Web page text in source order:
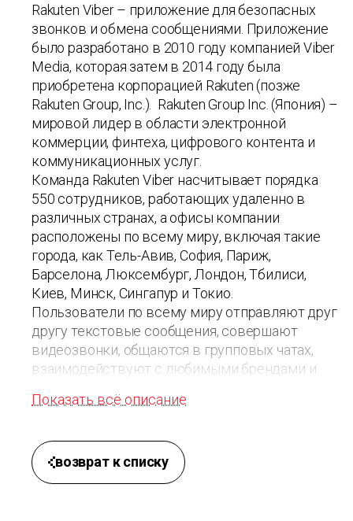
Rakuten Viber – приложение для безопасных
звонков и обмена сообщениями. Приложение
было разработано в 2010 году компанией Viber
Media, которая затем в 2014 году была
приобретена корпорацией Rakuten (позже
Rakuten Group, Inc.). Rakuten Group Inc. (Япония) –
мировой лидер в области электронной
коммерции, финтеха, цифрового контента и
коммуникационных услуг.
Команда Rakuten Viber насчитывает порядка
550 сотрудников, работающих удаленно в
различных странах, а офисы компании
расположены по всему миру, включая такие
города, как Тель-Авив, София, Париж,
Барселона, Люксембург, Лондон, Тбилиси,
Киев, Минск, Сингапур и Токио.
Пользователи по всему миру отправляют друг
другу текстовые сообщения, совершают
видеозвонки, общаются в групповых чатах,
взаимодействуют с любимыми брендами и
обновлениями. Rakuten Viber гарантирует
свободную среду для общения.
Показать всё описание
возврат к списку